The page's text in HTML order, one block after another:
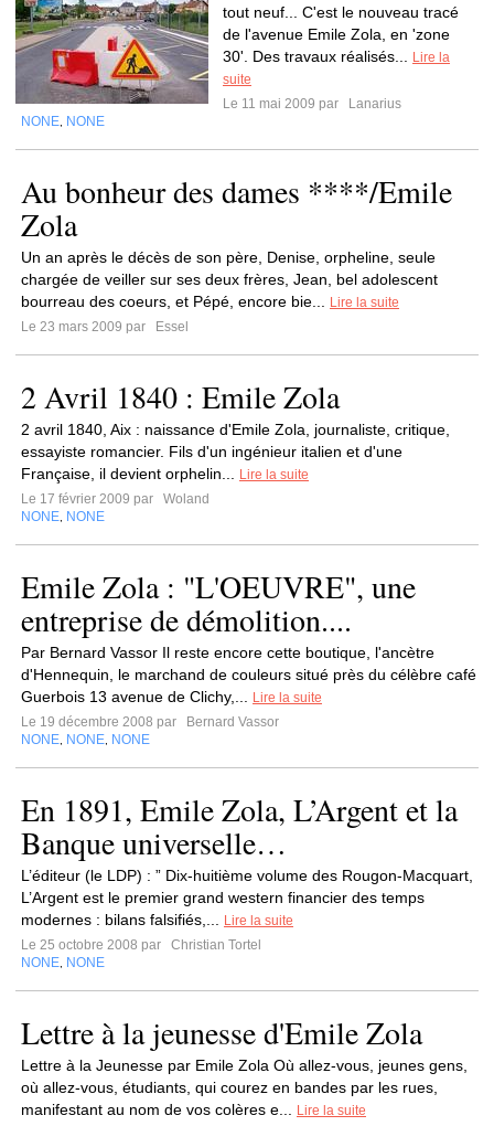
tout neuf... C'est le nouveau tracé
de l'avenue Emile Zola, en 'zone
30'. Des travaux réalisés...
Lire la
suite
Le 11 mai 2009 par
Lanarius
NONE NONE
Au bonheur des dames ****/Emile
Zola
Un an après le décès de son père, Denise, orpheline, seule
chargée de veiller sur ses deux frères, Jean, bel adolescent
bourreau des coeurs, et Pépé, encore bie...
Lire la suite
Le 23 mars 2009 par
Essel
2 Avril 1840 : Emile Zola
2 avril 1840, Aix : naissance d'Emile Zola, journaliste, critique,
essayiste romancier. Fils d'un ingénieur italien et d'une
Française, il devient orphelin...
Lire la suite
Le 17 février 2009 par
Woland
NONE NONE
Emile Zola : "L'OEUVRE", une
entreprise de démolition....
Par Bernard Vassor Il reste encore cette boutique, l'ancètre
d'Hennequin, le marchand de couleurs situé près du célèbre café
Guerbois 13 avenue de Clichy,...
Lire la suite
Le 19 décembre 2008 par
Bernard Vassor
NONE NONE NONE
En 1891, Emile Zola, L’Argent et la
Banque universelle…
L’éditeur (le LDP) : ” Dix-huitième volume des Rougon-Macquart,
L’Argent est le premier grand western financier des temps
modernes : bilans falsifiés,...
Lire la suite
Le 25 octobre 2008 par
Christian Tortel
NONE NONE
Lettre à la jeunesse d'Emile Zola
Lettre à la Jeunesse par Emile Zola Où allez-vous, jeunes gens,
où allez-vous, étudiants, qui courez en bandes par les rues,
manifestant au nom de vos colères e...
Lire la suite